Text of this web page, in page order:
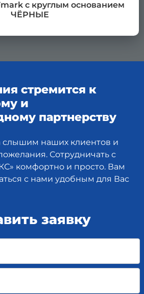
с круглым основанием
ЧЁРНЫЕ
стремится к
и
партнерству
слышим наших клиентов и
Сотрудничать с
комфортно и просто. Вам
с нами удобным для Вас
заявку